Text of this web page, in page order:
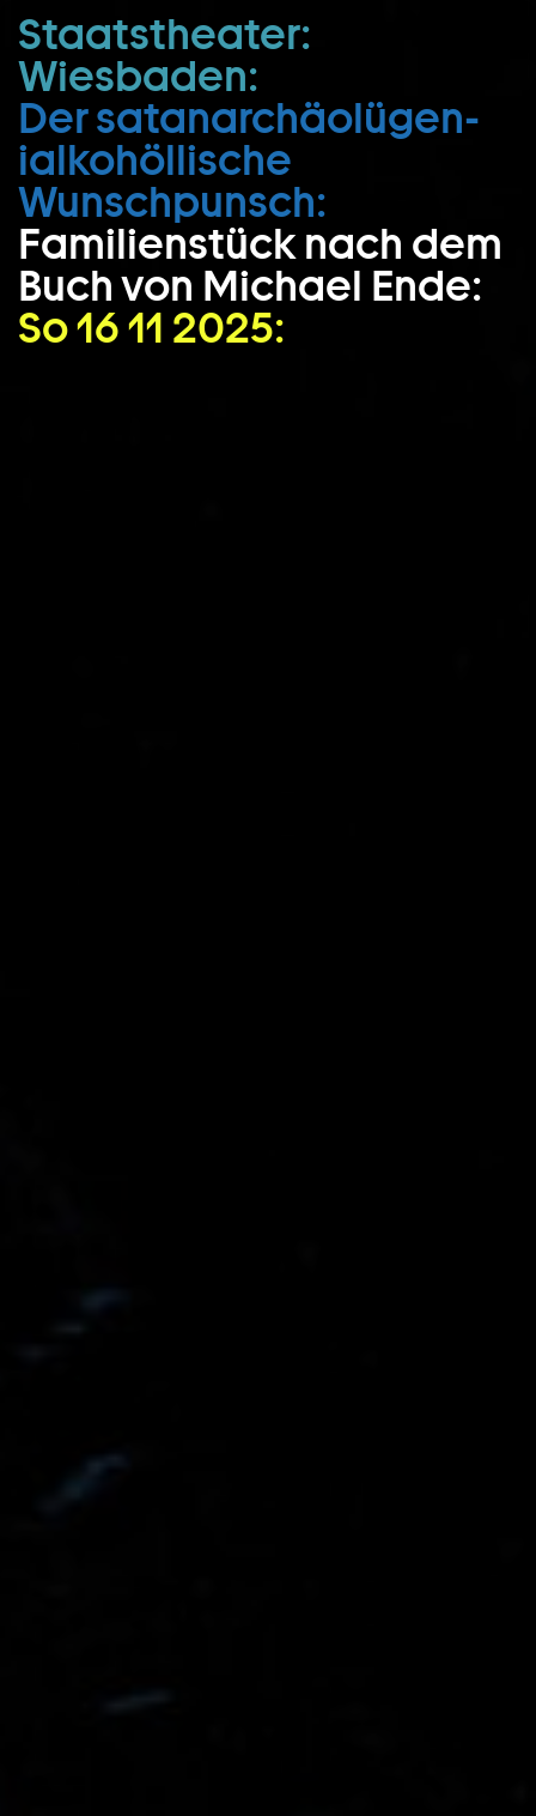
Zum Hauptinhalt springen
Zum Footer springen
Staatstheater:
Wiesbaden:
Der satan­archäo­lügen­
ialko­höllische
Wunschpunsch:
Familienstück nach dem
Buch von Michael Ende:
So 16 11 2025: